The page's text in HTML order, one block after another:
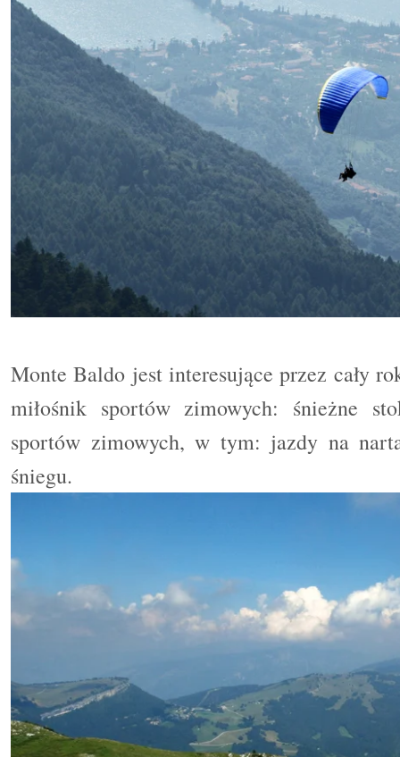
Monte Baldo jest interesujące przez cały
miłośnik sportów zimowych: śnieżne
sportów zimowych, w tym: jazdy na
śniegu.